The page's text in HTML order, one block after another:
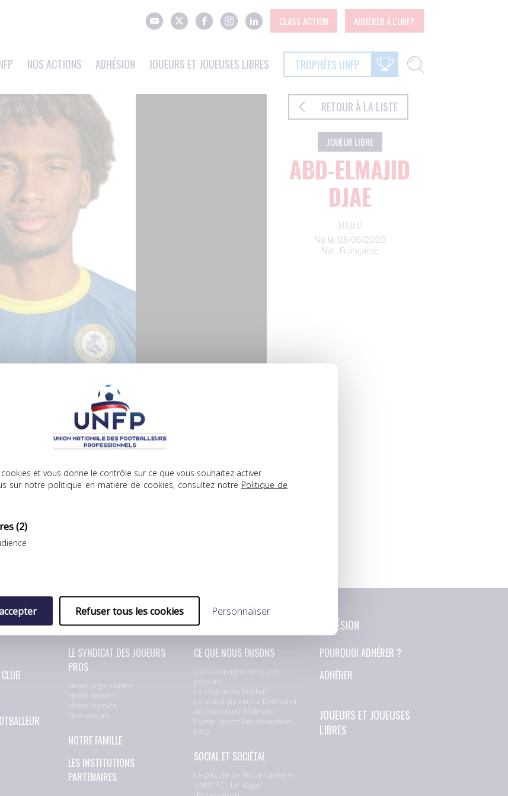
et vous donne le contrôle sur ce que vous souhaitez activer
sur notre politique en matière de cookies, consultez notre Politique de
(2)
Refuser tous les cookies Personnaliser
CLASS ACTION ADHÉRER À L'UNFP
NOS ACTIONS ADHÉSION JOUEURS ET JOUEUSES LIBRES TROPHÉES UNFP
RETOUR À LA LISTE
JOUEUR LIBRE
ABD-ELMAJID
DJAE
MILIEU
Né le 03/06/2005
Nat. Française
libre ?
L'UNFP
LE SYNDICAT DES JOUEURS
PROS
Notre organisation
Notre mission
Notre histoire
Nos valeurs
NOTRE FAMILLE
LES INSTITUTIONS
PARTENAIRES
NOS ACTIONS
CE QUE NOUS FAISONS
L'accompagnement des
joueurs
La Charte du football
Le statut du joueur fédéral et
de la joueuse fédérale
Europ Sports Reconversion
FAQ
SOCIAL ET SOCIÉTAL
Le pécule de fin de carrière
UNFP FC - Le stage
ADHÉSION
POURQUOI ADHÉRER ?
ADHÉRER
JOUEURS ET JOUEUSES
LIBRES